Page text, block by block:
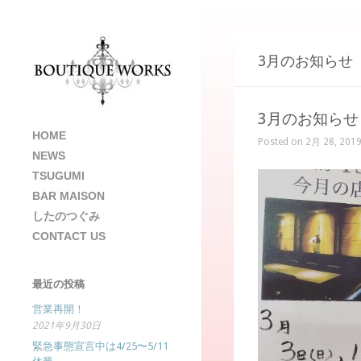
HOME
NEWS
TSUGUMI
BAR MAISON
したのつぐみ
CONTACT US
最近の投稿
営業再開！
2021年9月30日
緊急事態宣言中は4/25〜5/11
3月のお知らせ
3月のお知らせ
Posted on 2月 28,